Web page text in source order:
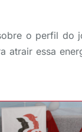
o perfil do
atrair essa